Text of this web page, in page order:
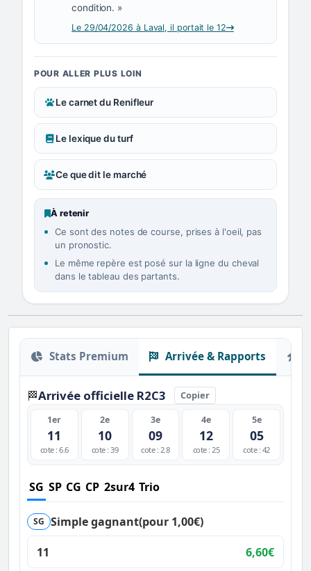
condition. »
Le 29/04/2026 à Laval, il portait le 12
POUR ALLER PLUS LOIN
Le carnet du Renifleur
Le lexique du turf
Ce que dit le marché
À retenir
Ce sont des notes de course, prises à l'oeil, pas
un pronostic.
Le même repère est posé sur la ligne du cheval
dans le tableau des partants.
Stats Premium Arrivée & Rapports
🏁Arrivée officielle R2C3 Copier
1er
11
cote : 6.6
2e
10
cote : 39
3e
09
cote : 2.8
4e
12
cote : 25
5e
05
cote : 42
SG SP CG CP 2sur4 Trio
SG Simple gagnant(pour 1,00€)
11
6,60€